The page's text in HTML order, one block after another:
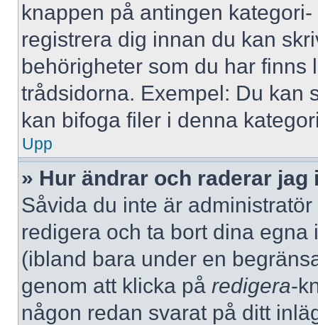
knappen på antingen
registrera dig innan du kan
behörigheter som du har finns
trådsidorna. Exempel: Du kan
kan bifoga filer i denna
Upp
» Hur ändrar och raderar jag
Såvida du inte är
redigera och ta bort dina
(ibland bara under en
genom att klicka på redigera-
någon redan svarat på ditt